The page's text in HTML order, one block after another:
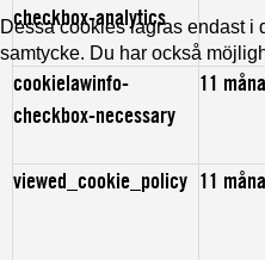
Dessa cookies lagras endast i
samtycke. Du har också
checkbox-analytics
cookielawinfo-
checkbox-necessary
11
viewed_cookie_policy 11